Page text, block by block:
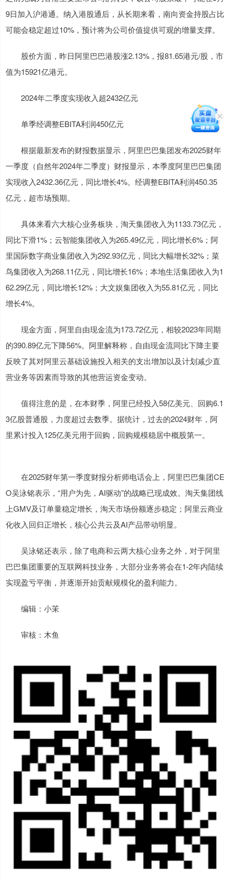
9日加入沪港通。纳入港股通后，从长期来看，南向资金持股占比
可能会稳定超过10%，预计将为公司价值提供可观的增量支撑。
股价方面，昨日阿里巴巴港股涨2.13%，报81.65港元/股，市
值为15921亿港元。
2024年二季度实现收入超2432亿元
单季经调整EBITA利润450亿元
根据最新发布的财报数据显示，阿里巴巴集团发布2025财年
一季度（自然年2024年二季度）财报显示，本季度阿里巴巴集团
实现收入2432.36亿元，同比增长4%。经调整EBITA利润450.35
亿元，超市场预期。
具体来看六大核心业务板块，淘天集团收入为1133.73亿元，
同比下滑1%；云智能集团收入为265.49亿元，同比增长6%；阿
里国际数字商业集团收入为292.93亿元，同比大幅增长32%；菜
鸟集团收入为268.11亿元，同比增长16%；本地生活集团收入为1
62.29亿元，同比增长12%；大文娱集团收入为55.81亿元，同比
增长4%。
现金方面，阿里自由现金流为173.72亿元，相较2023年同期
的390.89亿元下降56%。阿里解释称，自由现金流同比下降主要
反映了其对阿里云基础设施投入相关的支出增加以及计划减少直
营业务等因素而导致的其他营运资金变动。
值得注意的是，在本财季，阿里已经投入58亿美元、回购6.1
3亿股普通股，力度超过去数季。据统计，过去的2024财年，阿
里累计投入125亿美元用于回购，回购规模稳居中概股第一。
在2025财年第一季度财报分析师电话会上，阿里巴巴集团CE
O吴泳铭表示，“用户为先，AI驱动”的战略已现成效。淘天集团线
上GMV及订单量稳定增长，淘天市场份额逐步稳定；阿里云商业
化收入回归正增长，核心公共云及AI产品带动明显。
吴泳铭还表示，除了电商和云两大核心业务之外，对于阿里
巴巴集团重要的互联网科技业务，大部分业务将会在1-2年内陆续
实现盈亏平衡，并逐渐开始贡献规模化的盈利能力。
编辑：小茉
审核：木鱼